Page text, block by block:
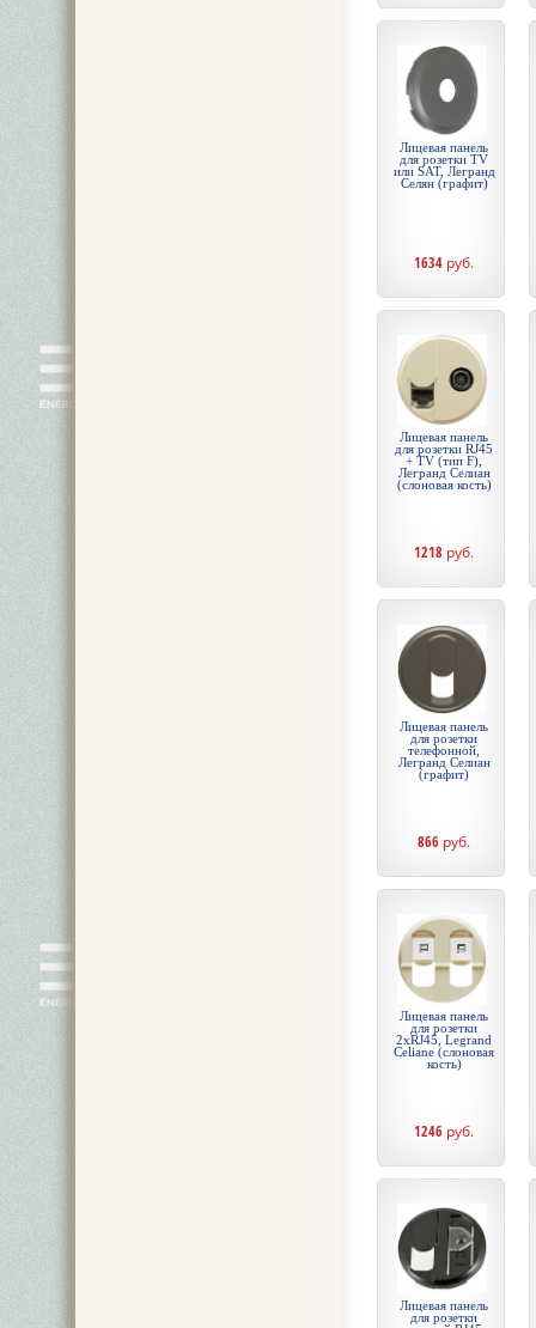
Лицевая панель
для розетки TV
или SAT, Легранд
Селян (графит)
1634 руб.
Лицевая панель
для розетки RJ45
+ TV (тип F),
Легранд Селиан
(слоновая кость)
1218 руб.
Лицевая панель
для розетки
телефонной,
Легранд Селиан
(графит)
866 руб.
Лицевая панель
для розетки
2хRJ45, Legrand
Celiane (слоновая
кость)
1246 руб.
Лицевая панель
для розетки